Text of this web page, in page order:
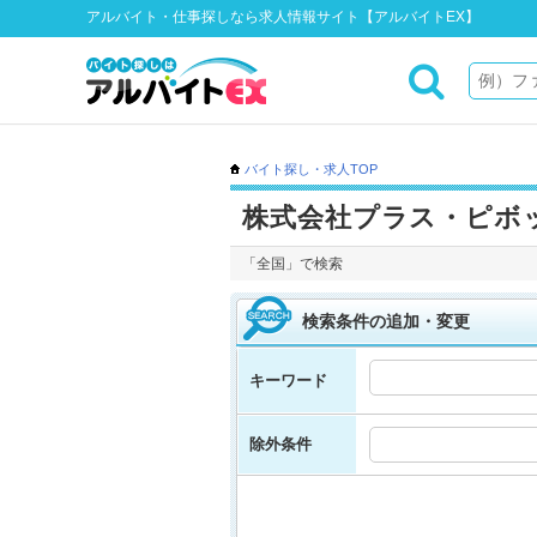
アルバイト・仕事探しなら求人情報サイト【アルバイトEX】
バイト探し・求人TOP
株式会社プラス・ピボ
「全国」で検索
検索条件の追加・変更
キーワード
除外条件